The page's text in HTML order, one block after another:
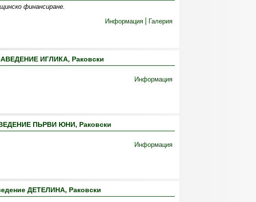
финансиране.
Информация
Галерия
ИГЛИКА, Раковски
Информация
ПЬРВИ ЮНИ, Раковски
Информация
ДЕТЕЛИНА, Раковски